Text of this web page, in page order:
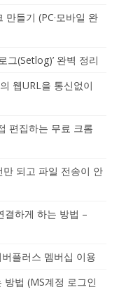
들기 (PC·모바일 완
그(Setlog)’ 완벽 정리
웹URL을 통신없이
편집하는 무료 크롬
되고 파일 전송이 안
결하게 하는 방법 –
플러스 멤버십 이용
법 (MS계정 로그인